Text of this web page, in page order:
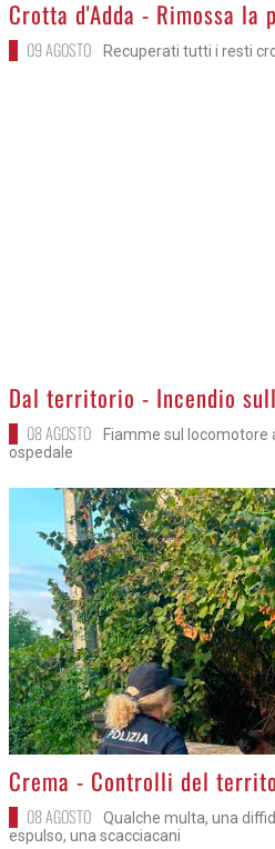
Crotta d'Adda - Rimossa la
09 AGOSTO Recuperati tutti i resti
>
Dal territorio - Incendio
08 AGOSTO
Fiamme sul locomotore
ospedale
>
Crema - Controlli del
08 AGOSTO
Qualche multa, una
espulso, una scacciacani